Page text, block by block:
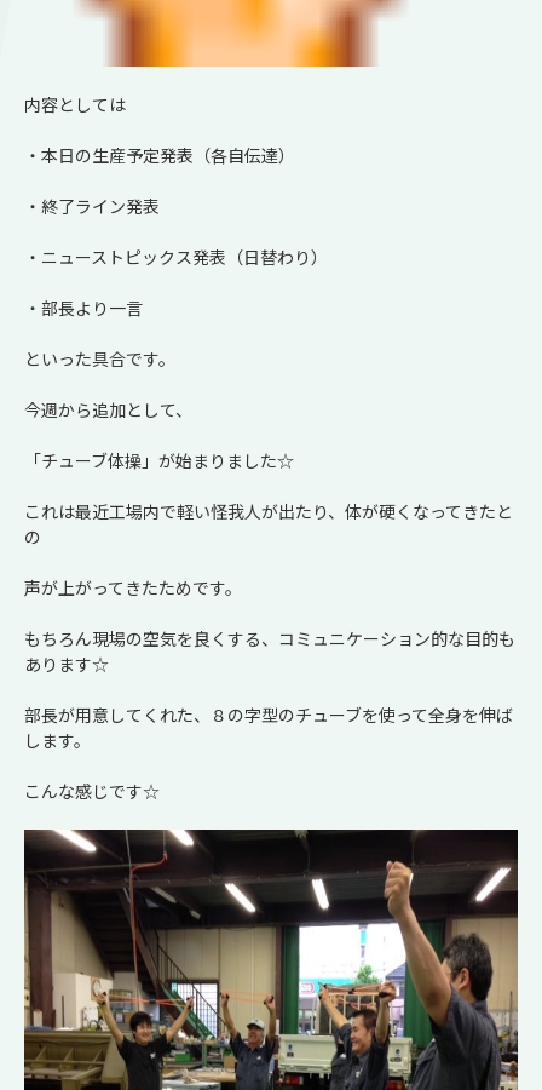
内容としては
・本日の生産予定発表（各自伝達）
・終了ライン発表
・ニューストピックス発表（日替わり）
・部長より一言
といった具合です。
今週から追加として、
「チューブ体操」が始まりました☆
これは最近工場内で軽い怪我人が出たり、体が硬くなってきたと
の
声が上がってきたためです。
もちろん現場の空気を良くする、コミュニケーション的な目的も
あります☆
部長が用意してくれた、８の字型のチューブを使って全身を伸ば
します。
こんな感じです☆